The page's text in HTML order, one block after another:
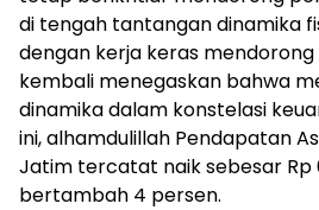
di tengah tantangan dinamika
dengan kerja keras
kembali menegaskan bahwa
dinamika dalam konstelasi
ini, alhamdulillah Pendapatan
Jatim tercatat naik sebesar Rp
bertambah 4 persen.